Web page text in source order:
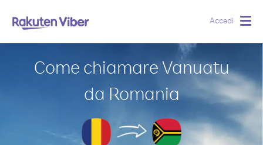
Accedi
Come chiamare Vanuatu
da Romania